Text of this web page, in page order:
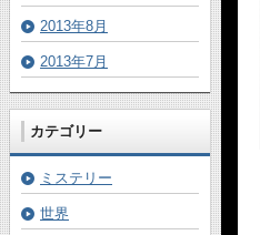
2013年8月
2013年7月
カテゴリー
ミステリー
世界